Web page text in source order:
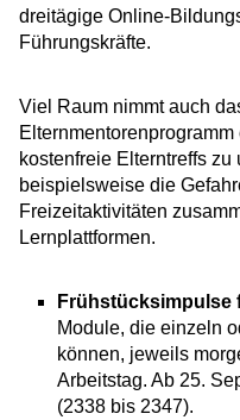
dreitägige Online-
Führungskräfte.
Viel Raum nimmt auch
kostenfreie Elterntreffs
beispielsweise die
Freizeitaktivitäten
Lernplattformen.
Frühstücksimpulse
Module, die einzeln
können, jeweils
Arbeitstag. Ab 25.
(2338 bis 2347).